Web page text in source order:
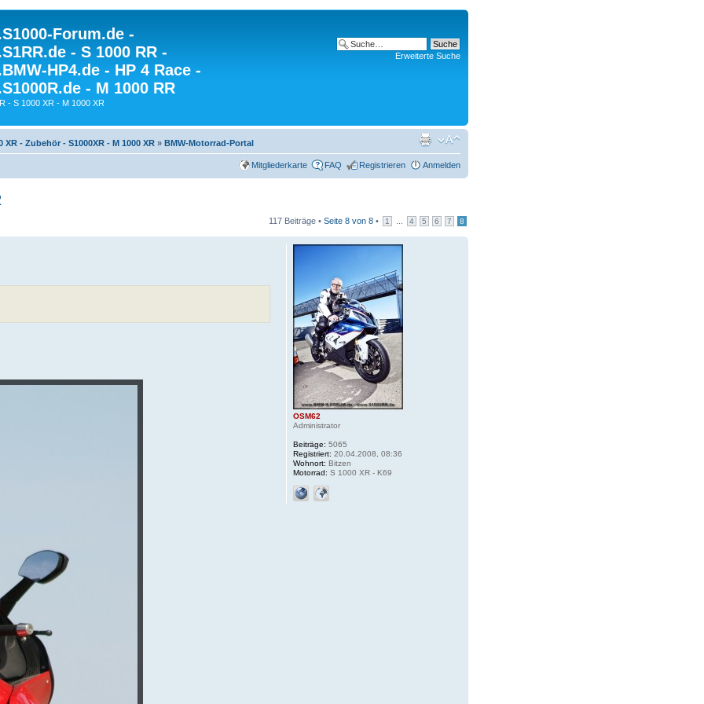
Forum.de -
- S 1000 RR -
HP4.de - HP 4 Race -
- M 1000 RR
- S 1000 XR - M 1000 XR
Erweiterte Suche
XR - Zubehör - S1000XR - M 1000 XR » BMW-Motorrad-Portal
Mitgliederkarte FAQ Registrieren Anmelden
117 Beiträge • Seite 8 von 8 • 1 4 5 6 7 8
OSM62
Administrator
Beiträge: 5065
Registriert: 20.04.2008, 08:36
Wohnort: Bitzen
Motorrad: S 1000 XR - K69